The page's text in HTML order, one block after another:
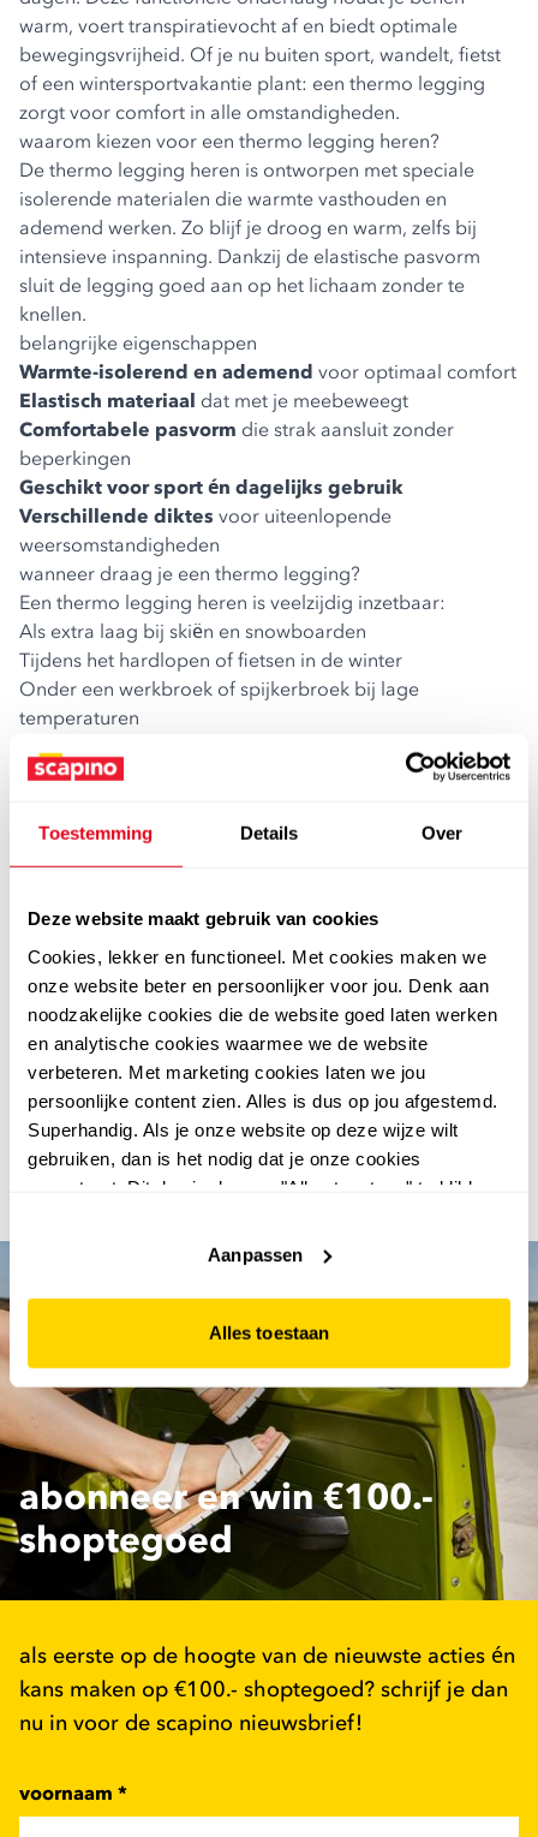
Toestemming Details Over
Deze website maakt gebruik van cookies
Cookies, lekker en functioneel. Met cookies maken we
onze website beter en persoonlijker voor jou. Denk aan
noodzakelijke cookies die de website goed laten werken
en analytische cookies waarmee we de website
verbeteren. Met marketing cookies laten we jou
persoonlijke content zien. Alles is dus op jou afgestemd.
Superhandig. Als je onze website op deze wijze wilt
gebruiken, dan is het nodig dat je onze cookies
accepteert. Dit doe je door op "Alles toestaan" te klikken.
website niet optimaal functioneert.
Aanpassen
Alles toestaan
warm, voert transpiratievocht af en biedt optimale
bewegingsvrijheid. Of je nu buiten sport, wandelt, fietst
of een wintersportvakantie plant: een thermo legging
zorgt voor comfort in alle omstandigheden.
waarom kiezen voor een thermo legging heren?
De thermo legging heren is ontworpen met speciale
isolerende materialen die warmte vasthouden en
ademend werken. Zo blijf je droog en warm, zelfs bij
intensieve inspanning. Dankzij de elastische pasvorm
sluit de legging goed aan op het lichaam zonder te
knellen.
belangrijke eigenschappen
Warmte-isolerend en ademend voor optimaal comfort
Elastisch materiaal dat met je meebeweegt
Comfortabele pasvorm die strak aansluit zonder
beperkingen
Geschikt voor sport én dagelijks gebruik
Verschillende diktes voor uiteenlopende
weersomstandigheden
wanneer draag je een thermo legging?
Een thermo legging heren is veelzijdig inzetbaar:
Als extra laag bij skiën en snowboarden
Tijdens het hardlopen of fietsen in de winter
Onder een werkbroek of spijkerbroek bij lage
temperaturen
Voor outdooractiviteiten zoals wandelen of kamperen
combineer met andere thermokleding
thermo legging heren met een thermoshirt of warme
midlayer. Zo creëer je een complete outfit die je warm
bewegingsvrijheid. Bekijk allethermokleding voor heren
online.
Ben je op zoek naar modellen speciaal voor vrouwen?
Bekijk dan onze thermo legging dames.
bestel jouw thermo legging heren eenvoudig online bij
scapino
Bij Scapino shop je jouw thermo legging heren
eenvoudig online. Profiteer van 30 dagen retourtermijn,
kies voor achteraf betalen met Riverty, en ontdek
regelmatig leuke acties en scherpe prijzen. Zo bestel je
abonneer en win €100.-
shoptegoed
als eerste op de hoogte van de nieuwste acties én
kans maken op €100.- shoptegoed? schrijf je dan
nu in voor de scapino nieuwsbrief!
voornaam *